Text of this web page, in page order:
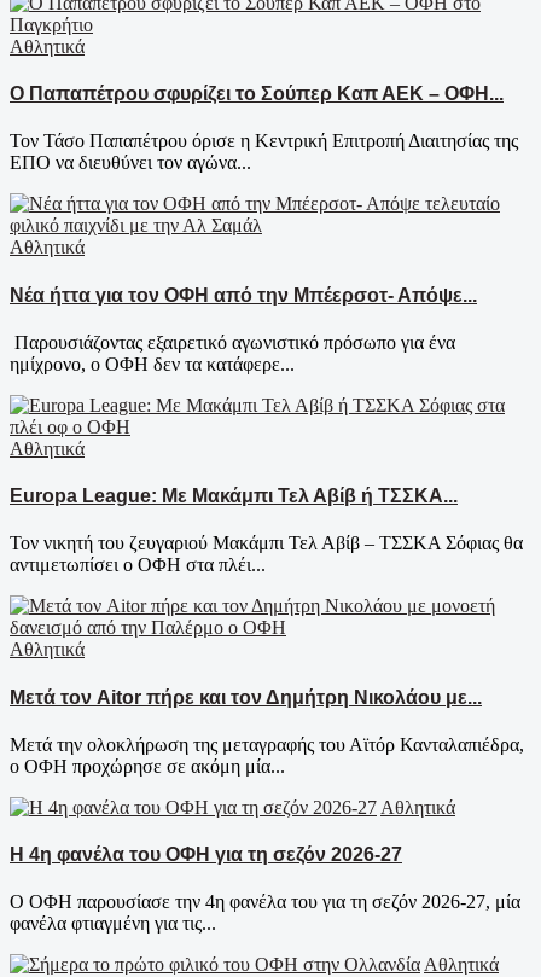
Αθλητικά
Ο Παπαπέτρου σφυρίζει το Σούπερ Καπ ΑΕΚ – ΟΦΗ...
Τον Τάσο Παπαπέτρου όρισε η Κεντρική Επιτροπή Διαιτησίας της
ΕΠΟ να διευθύνει τον αγώνα...
Αθλητικά
Νέα ήττα για τον ΟΦΗ από την Μπέερσοτ- Απόψε...
Παρουσιάζοντας εξαιρετικό αγωνιστικό πρόσωπο για ένα
ημίχρονο, ο ΟΦΗ δεν τα κατάφερε...
Αθλητικά
Europa League: Με Μακάμπι Τελ Αβίβ ή ΤΣΣΚΑ...
Τον νικητή του ζευγαριού Μακάμπι Τελ Αβίβ – ΤΣΣΚΑ Σόφιας θα
αντιμετωπίσει ο ΟΦΗ στα πλέι...
Αθλητικά
Μετά τον Aitor πήρε και τον Δημήτρη Νικολάου με...
Μετά την ολοκλήρωση της μεταγραφής του Αϊτόρ Κανταλαπιέδρα,
ο ΟΦΗ προχώρησε σε ακόμη μία...
Αθλητικά
Η 4η φανέλα του ΟΦΗ για τη σεζόν 2026-27
Ο ΟΦΗ παρουσίασε την 4η φανέλα του για τη σεζόν 2026-27, μία
φανέλα φτιαγμένη για τις...
Αθλητικά